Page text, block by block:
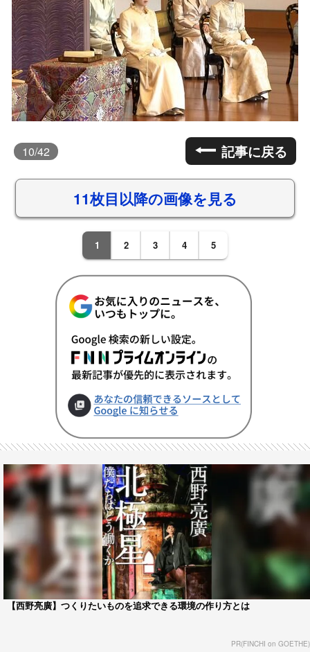
10/42 記事に戻る
11枚目以降の画像を見る
1 2 3 4 5
【西野亮廣】つくりたいものを追求できる環境の作り方とは
PR(FINCHI on GOETHE)